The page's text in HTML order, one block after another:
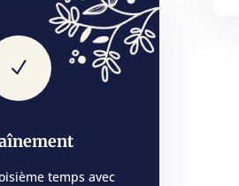
N
temps avec